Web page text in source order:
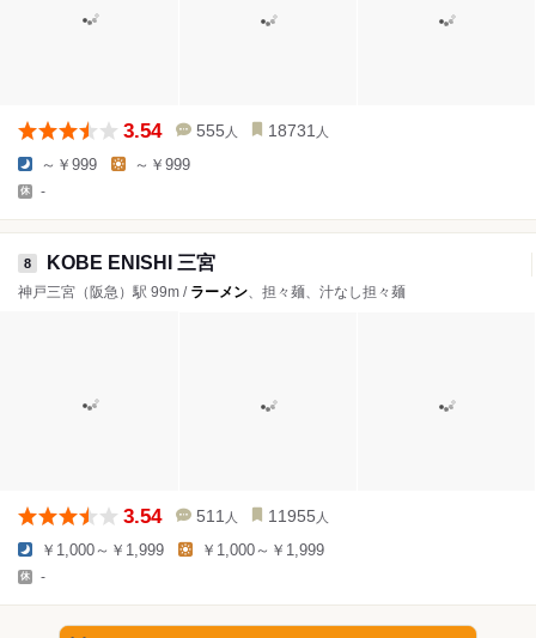
3.54 555 人 18731 人
～￥999 ～￥999
-
8 KOBE ENISHI 三宮
神戸三宮（阪急）駅 99m / ラーメン、担々麺、汁なし担々麺
3.54 511 人 11955 人
￥1,000～￥1,999 ￥1,000～￥1,999
-